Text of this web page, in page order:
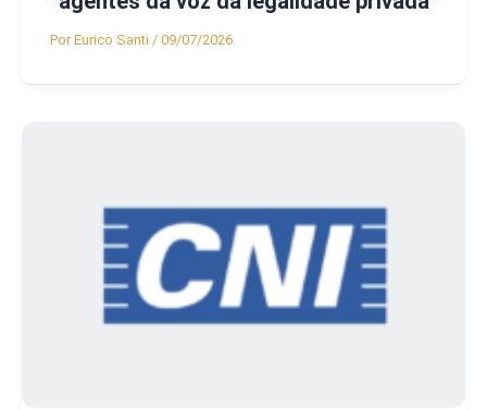
PorEurico Santi / 09/07/2026